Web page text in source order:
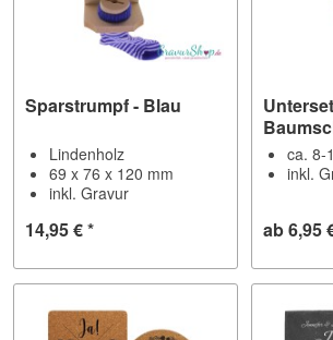
Sparstrumpf - Blau
Lindenholz
69 x 76 x 120 mm
inkl. Gravur
14,95 € *
ca. 8-
inkl.
ab 6,95